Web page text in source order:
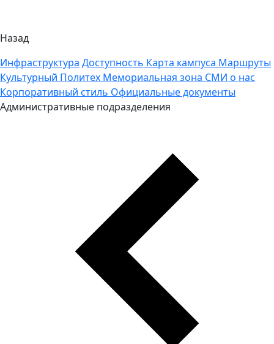
Назад
Инфраструктура Доступность Карта кампуса Маршруты
Культурный Политех Мемориальная зона СМИ о нас
Корпоративный стиль Официальные документы
Административные подразделения